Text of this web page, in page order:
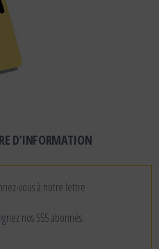
D’INFORMATION
vous à notre lettre
nos 555 abonnés.